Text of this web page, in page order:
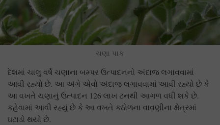
ચણા પાક
દેશમાં ચાલુ વર્ષે ચણાના બમ્પર ઉત્પાદનનો અંદાજ લગાવવામાં
આવી રહ્યો છે. આ અંગે એવો અંદાજ લગાવવામાં આવી રહ્યો છે કે
આ વખતે ચણાનું ઉત્પાદન 126 લાખ ટનથી આગળ વધી શકે છે.
કહેવામાં આવી રહ્યું છે કે આ વખતે કઠોળના વાવણીના ક્ષેત્રમાં
ઘટાડો થયો છે.